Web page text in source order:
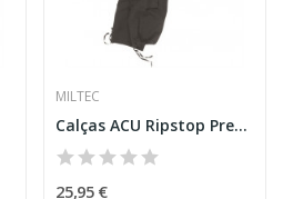
MILTEC
Calças ACU Ripstop Pretas [Miltec]
25,95 €